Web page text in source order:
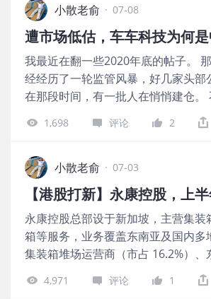
是流通盘。 本次发行采用港股ipo
机制
业，有绿鞋。 保荐人是高盛亚洲、
保荐过的项目首日上涨率是57.14%
73.75%，摩根士丹利近2年保荐过
项目首日上涨率是87.5%，保荐人
锡、高瓴、摩根资产管理、贝莱德
理、恒进资产管理、印度河谷基金
源峰投资、IDG 资本、玖壹投资亚
资本、阿里巴巴、腾讯、加拿大养
阵容豪华，共认购34.5亿美元，占
收入计，中际旭创是全球最大的光
市场的21.2%，并进一步提升了其
小散老俞 · 07-08
遭市场低估，车车科技为何
我最近在翻一些2020年底的帖子。
经经历了一轮监管风暴，好几家头
在那段时间，有一批人在悄悄建仓
在跑？ 后来的事大家都知道了。那
不是"历史会重演"。 我想说的是，
一个量级。 这种冷清，其实是一个
差，所以不买。这种低估是真实的
公司也一起卖掉了。这种低估是暂
是，在这片无人问津的板块里，怎
司。 它做的事情，很容易被低估。
值体现在系统被嵌入之后的每一天
车科技属于后者。 它把保险交易系
转，而是系统级深度集成。 这意
1,698 评论 2
小散老俞 · 07-03
【港股打新】永康控股，上
永康控股总部设于新加坡，主营集
箱等服务，业务覆盖东南亚及国内
集装箱堆场运营商（市占 16.2%）
TEU，客户以船公司、集装箱租赁
元，每手股数2000股，最低认购
4,971 评论 1